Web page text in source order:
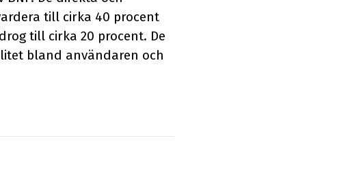
till cirka 40 procent
till cirka 20 procent. De
bland användaren och